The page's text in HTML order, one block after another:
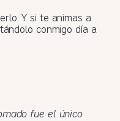
Y si te animas a
conmigo día a
fue el único